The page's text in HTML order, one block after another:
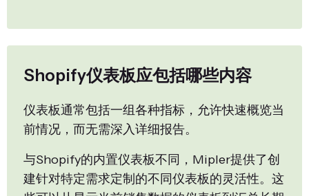
Shopify仪表板应包括哪些内容
仪表板通常包括一组各种指标，允许快速概览当
前情况，而无需深入详细报告。
与Shopify的内置仪表板不同，Mipler提供了创
建针对特定需求定制的不同仪表板的灵活性。这